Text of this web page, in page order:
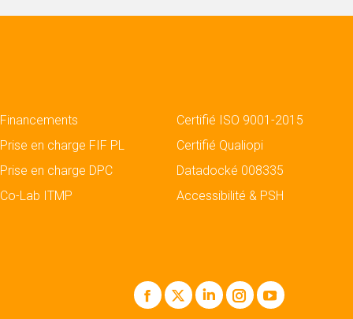
Financements
Prise en charge FIF PL
Prise en charge DPC
Co-Lab ITMP
Certifié ISO 9001-2015
Certifié Qualiopi
Datadocké 008335
Accessibilité & PSH
Facebook
X LinkedInInstagramYouTube